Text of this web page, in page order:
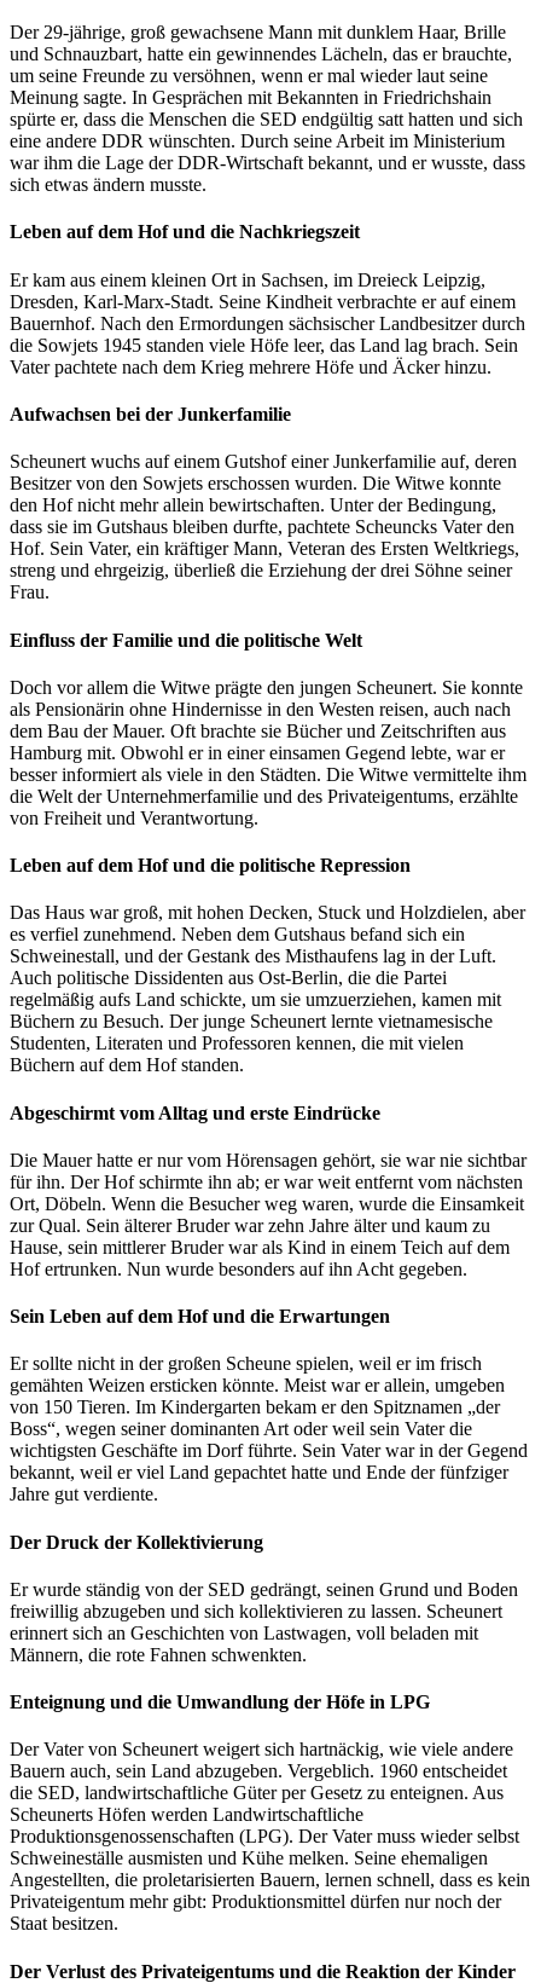
Der 29-jährige, groß gewachsene Mann mit dunklem Haar, Brille
und Schnauzbart, hatte ein gewinnendes Lächeln, das er brauchte,
um seine Freunde zu versöhnen, wenn er mal wieder laut seine
Meinung sagte. In Gesprächen mit Bekannten in Friedrichshain
spürte er, dass die Menschen die SED endgültig satt hatten und sich
eine andere DDR wünschten. Durch seine Arbeit im Ministerium
war ihm die Lage der DDR-Wirtschaft bekannt, und er wusste, dass
sich etwas ändern musste.
Leben auf dem Hof und die Nachkriegszeit
Er kam aus einem kleinen Ort in Sachsen, im Dreieck Leipzig,
Dresden, Karl-Marx-Stadt. Seine Kindheit verbrachte er auf einem
Bauernhof. Nach den Ermordungen sächsischer Landbesitzer durch
die Sowjets 1945 standen viele Höfe leer, das Land lag brach. Sein
Vater pachtete nach dem Krieg mehrere Höfe und Äcker hinzu.
Aufwachsen bei der Junkerfamilie
Scheunert wuchs auf einem Gutshof einer Junkerfamilie auf, deren
Besitzer von den Sowjets erschossen wurden. Die Witwe konnte
den Hof nicht mehr allein bewirtschaften. Unter der Bedingung,
dass sie im Gutshaus bleiben durfte, pachtete Scheuncks Vater den
Hof. Sein Vater, ein kräftiger Mann, Veteran des Ersten Weltkriegs,
streng und ehrgeizig, überließ die Erziehung der drei Söhne seiner
Frau.
Einfluss der Familie und die politische Welt
Doch vor allem die Witwe prägte den jungen Scheunert. Sie konnte
als Pensionärin ohne Hindernisse in den Westen reisen, auch nach
dem Bau der Mauer. Oft brachte sie Bücher und Zeitschriften aus
Hamburg mit. Obwohl er in einer einsamen Gegend lebte, war er
besser informiert als viele in den Städten. Die Witwe vermittelte ihm
die Welt der Unternehmerfamilie und des Privateigentums, erzählte
von Freiheit und Verantwortung.
Leben auf dem Hof und die politische Repression
Das Haus war groß, mit hohen Decken, Stuck und Holzdielen, aber
es verfiel zunehmend. Neben dem Gutshaus befand sich ein
Schweinestall, und der Gestank des Misthaufens lag in der Luft.
Auch politische Dissidenten aus Ost-Berlin, die die Partei
regelmäßig aufs Land schickte, um sie umzuerziehen, kamen mit
Büchern zu Besuch. Der junge Scheunert lernte vietnamesische
Studenten, Literaten und Professoren kennen, die mit vielen
Büchern auf dem Hof standen.
Abgeschirmt vom Alltag und erste Eindrücke
Die Mauer hatte er nur vom Hörensagen gehört, sie war nie sichtbar
für ihn. Der Hof schirmte ihn ab; er war weit entfernt vom nächsten
Ort, Döbeln. Wenn die Besucher weg waren, wurde die Einsamkeit
zur Qual. Sein älterer Bruder war zehn Jahre älter und kaum zu
Hause, sein mittlerer Bruder war als Kind in einem Teich auf dem
Hof ertrunken. Nun wurde besonders auf ihn Acht gegeben.
Sein Leben auf dem Hof und die Erwartungen
Er sollte nicht in der großen Scheune spielen, weil er im frisch
gemähten Weizen ersticken könnte. Meist war er allein, umgeben
von 150 Tieren. Im Kindergarten bekam er den Spitznamen „der
Boss“, wegen seiner dominanten Art oder weil sein Vater die
wichtigsten Geschäfte im Dorf führte. Sein Vater war in der Gegend
bekannt, weil er viel Land gepachtet hatte und Ende der fünfziger
Jahre gut verdiente.
Der Druck der Kollektivierung
Er wurde ständig von der SED gedrängt, seinen Grund und Boden
freiwillig abzugeben und sich kollektivieren zu lassen. Scheunert
erinnert sich an Geschichten von Lastwagen, voll beladen mit
Männern, die rote Fahnen schwenkten.
Enteignung und die Umwandlung der Höfe in LPG
Der Vater von Scheunert weigert sich hartnäckig, wie viele andere
Bauern auch, sein Land abzugeben. Vergeblich. 1960 entscheidet
die SED, landwirtschaftliche Güter per Gesetz zu enteignen. Aus
Scheunerts Höfen werden Landwirtschaftliche
Produktionsgenossenschaften (LPG). Der Vater muss wieder selbst
Schweineställe ausmisten und Kühe melken. Seine ehemaligen
Angestellten, die proletarisierten Bauern, lernen schnell, dass es kein
Privateigentum mehr gibt: Produktionsmittel dürfen nur noch der
Staat besitzen.
Der Verlust des Privateigentums und die Reaktion der Kinder